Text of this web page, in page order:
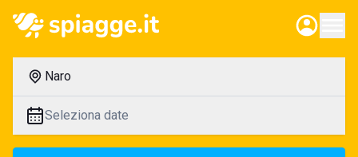
Naro
Seleziona date